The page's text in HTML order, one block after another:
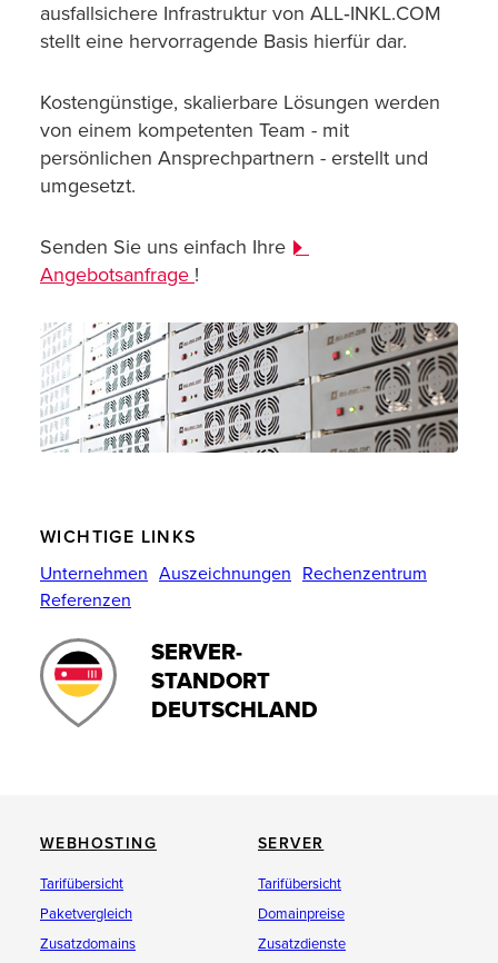
ausfallsichere Infrastruktur von ALL‑INKL.COM
stellt eine hervorragende Basis hierfür dar.
Kostengünstige, skalierbare Lösungen werden
von einem kompetenten Team - mit
persönlichen Ansprechpartnern - erstellt und
umgesetzt.
Senden Sie uns einfach Ihre
Angebotsanfrage !
WICHTIGE LINKS
Unternehmen Auszeichnungen Rechenzentrum
Referenzen
SERVER-
STANDORT
DEUTSCHLAND
WEBHOSTING
Tarifübersicht
Paketvergleich
Zusatzdomains
SERVER
Tarifübersicht
Domainpreise
Zusatzdienste